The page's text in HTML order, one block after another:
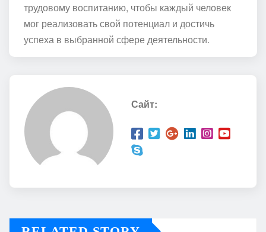
трудовому воспитанию, чтобы каждый человек
мог реализовать свой потенциал и достичь
успеха в выбранной сфере деятельности.
Сайт: